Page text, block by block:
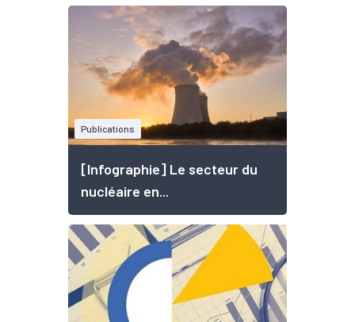
Publications
[Infographie] Le secteur du
nucléaire en...